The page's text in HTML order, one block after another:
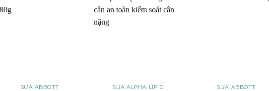
SỮA ABBOTT SỮA ALPHA LIPID SỮA ABBOTT